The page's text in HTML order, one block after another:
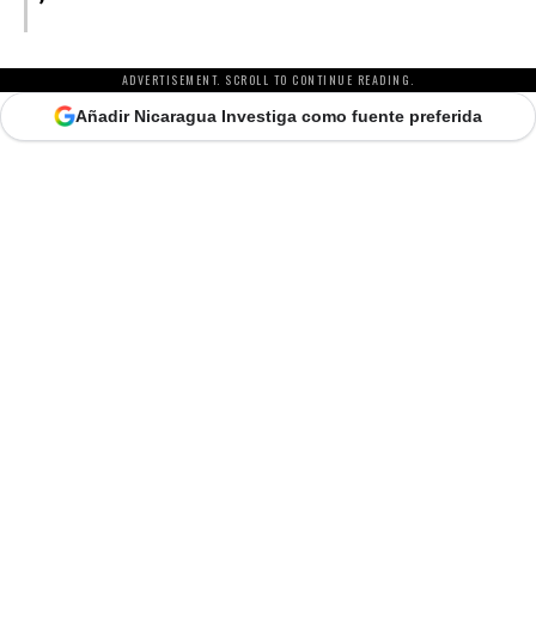
ADVERTISEMENT. SCROLL TO CONTINUE READING.
Añadir Nicaragua Investiga como fuente preferida